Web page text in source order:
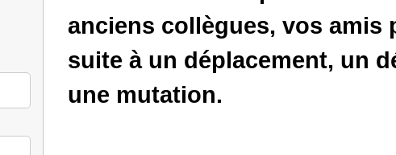
anciens collègues, vos amis
suite à un déplacement, un
une mutation.